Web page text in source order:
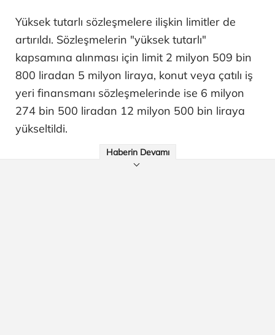
Yüksek tutarlı sözleşmelere ilişkin limitler de
artırıldı. Sözleşmelerin "yüksek tutarlı"
kapsamına alınması için limit 2 milyon 509 bin
800 liradan 5 milyon liraya, konut veya çatılı iş
yeri finansmanı sözleşmelerinde ise 6 milyon
274 bin 500 liradan 12 milyon 500 bin liraya
yükseltildi.
Haberin Devamı